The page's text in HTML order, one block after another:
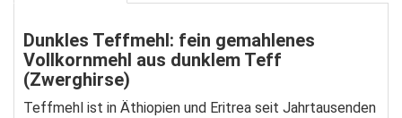
Dunkles Teffmehl: fein gemahlenes
Vollkornmehl aus dunklem Teff
(Zwerghirse)
Teffmehl ist in Äthiopien und Eritrea seit Jahrtausenden